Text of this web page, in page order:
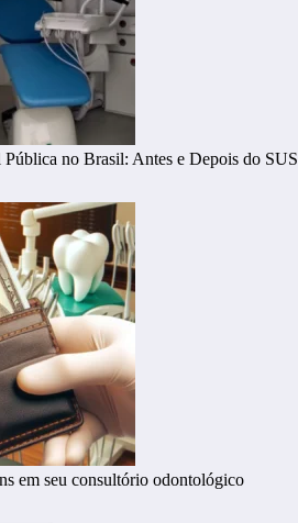
no Brasil: Antes e Depois do SUS
em seu consultório odontológico